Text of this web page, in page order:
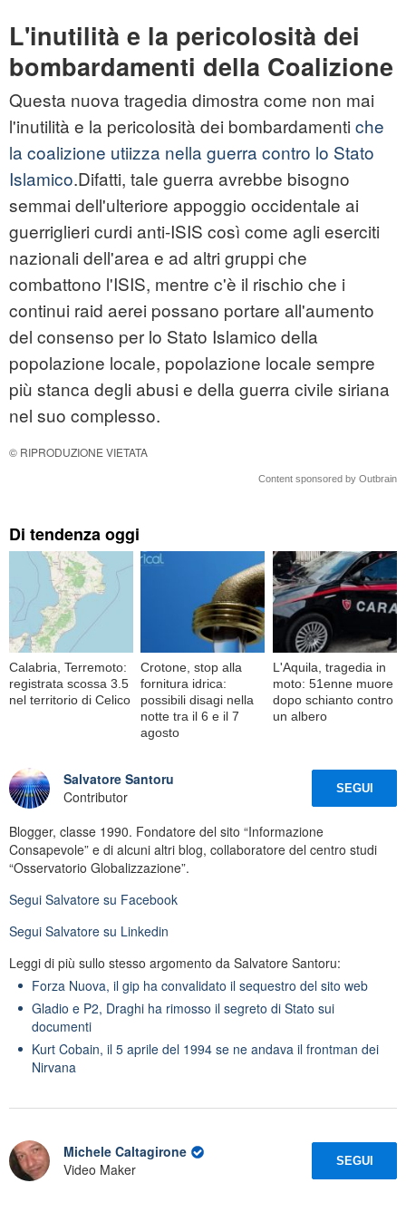
L'inutilità e la pericolosità dei
bombardamenti della Coalizione
Questa nuova tragedia dimostra come non mai
l'inutilità e la pericolosità dei bombardamenti che
la coalizione utiizza nella guerra contro lo Stato
Islamico.Difatti, tale guerra avrebbe bisogno
semmai dell'ulteriore appoggio occidentale ai
guerriglieri curdi anti-ISIS così come agli eserciti
nazionali dell'area e ad altri gruppi che
combattono l'ISIS, mentre c'è il rischio che i
continui raid aerei possano portare all'aumento
del consenso per lo Stato Islamico della
popolazione locale, popolazione locale sempre
più stanca degli abusi e della guerra civile siriana
nel suo complesso.
© RIPRODUZIONE VIETATA
Content sponsored by Outbrain
Di tendenza oggi
Calabria, Terremoto:
registrata scossa 3.5
nel territorio di Celico
Crotone, stop alla
fornitura idrica:
possibili disagi nella
notte tra il 6 e il 7
agosto
L'Aquila, tragedia in
moto: 51enne muore
dopo schianto contro
un albero
Salvatore Santoru
Contributor
SEGUI
Blogger, classe 1990. Fondatore del sito “Informazione
Consapevole” e di alcuni altri blog, collaboratore del centro studi
“Osservatorio Globalizzazione”.
Segui Salvatore su Facebook
Segui Salvatore su Linkedin
Leggi di più sullo stesso argomento da Salvatore Santoru:
Forza Nuova, il gip ha convalidato il sequestro del sito web
Gladio e P2, Draghi ha rimosso il segreto di Stato sui
documenti
Kurt Cobain, il 5 aprile del 1994 se ne andava il frontman dei
Nirvana
Michele Caltagirone
Video Maker
SEGUI